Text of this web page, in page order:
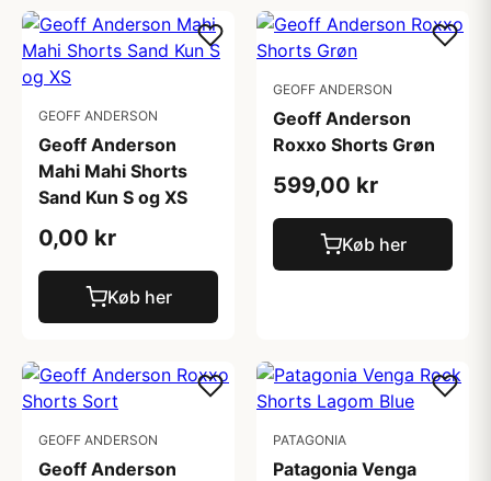
GEOFF ANDERSON
Geoff Anderson
Mahi Mahi Shorts
Sand Kun S og XS
0,00 kr
Køb her
GEOFF ANDERSON
Geoff Anderson
Roxxo Shorts Grøn
599,00 kr
Køb her
GEOFF ANDERSON
Geoff Anderson
PATAGONIA
Patagonia Venga